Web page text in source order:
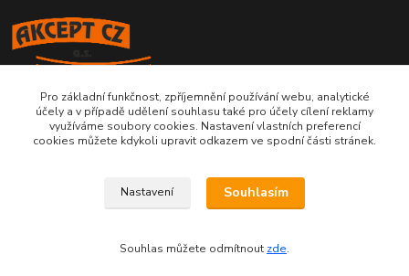
724 199 305
pondělí - pátek (8:00 - 16:00)
Pro základní funkčnost, zpříjemnění používání webu, analytické
účely a v případě udělení souhlasu také pro účely cílení reklamy
využíváme soubory cookies. Nastavení vlastních preferencí
cookies můžete kdykoli upravit odkazem ve spodní části stránek.
Nastavení Souhlasím
Souhlas můžete odmítnout zde.